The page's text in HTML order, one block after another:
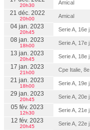
20h30 Amical
21 déc. 2022
20h00 Amical
04 jan. 2023
20h45 Serie A, 16e j.
08 jan. 2023
18h00 Serie A, 17e j.
13 jan. 2023
20h45 Serie A, 18e j.
17 jan. 2023
21h00 Cpe Italie, 8e
21 jan. 2023
18h00 Serie A, 19e j.
29 jan. 2023
20h45 Serie A, 20e j.
05 fév. 2023
12h30 Serie A, 21e j.
12 fév. 2023
20h45 Serie A, 22e j.